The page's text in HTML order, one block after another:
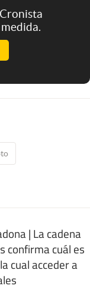
| La cadena
confirma cuál es
cual acceder a